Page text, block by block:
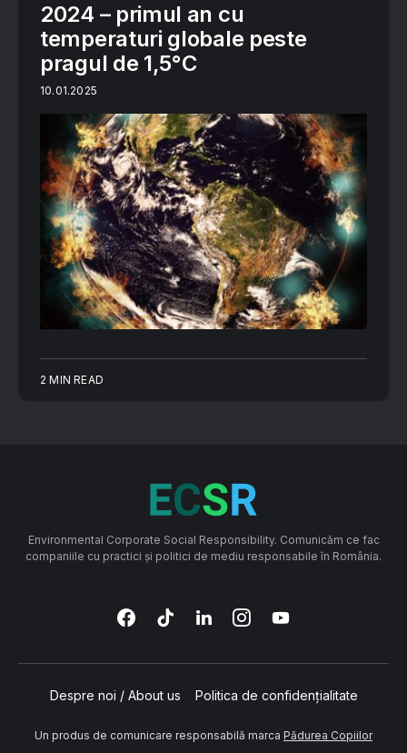
2024 – primul an cu
temperaturi globale peste
pragul de 1,5°C
10.01.2025
2 MIN READ
Environmental Corporate Social Responsibility. Comunicăm ce fac
companiile cu practici și politici de mediu responsabile în România.
Despre noi / About us Politica de confidențialitate
Un produs de comunicare responsabilă marca Pădurea Copiilor